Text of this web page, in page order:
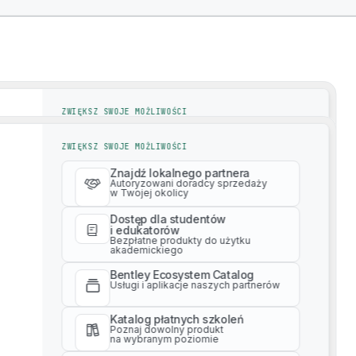
ZWIĘKSZ SWOJE MOŻLIWOŚCI
Autoryzowani doradcy sprzedaży
Dostęp dla studentów
i edukatorów
Bezpłatne produkty do użytku
akademickiego
Bentley Ecosystem Catalog
Usługi i aplikacje naszych partnerów
Katalog płatnych szkoleń
Poznaj dowolny produkt
na wybranym poziomie
Usługi profesjonalne
Uzyskaj wsparcie ekspertów
przy realizacji projektu
ZWIĘKSZ SWOJE MOŻLIWOŚCI
Znajdź lokalnego partnera
Autoryzowani doradcy sprzedaży
w Twojej okolicy
Dostęp dla studentów
i edukatorów
Bezpłatne produkty do użytku
akademickiego
Bentley Ecosystem Catalog
Usługi i aplikacje naszych partnerów
Katalog płatnych szkoleń
Poznaj dowolny produkt
na wybranym poziomie
Growth in India
stands out not just for its impressive results,
Excellence Awards, success begins with a simple